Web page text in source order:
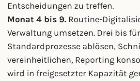
Entscheidungen zu treffen.
Monat 4 bis 9. Routine-
Verwaltung umsetzen. Drei bis
Standardprozesse ablösen,
vereinheitlichen, Reporting
wird in freigesetzter Kapazität